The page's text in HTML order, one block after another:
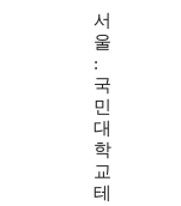
서
울
:
국
민
대
학
교
테